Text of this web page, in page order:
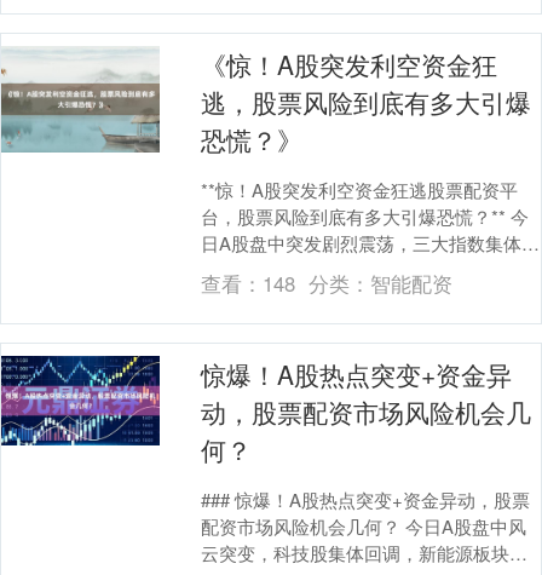
《惊！A股突发利空资金狂
逃，股票风险到底有多大引爆
恐慌？》
**惊！A股突发利空资金狂逃股票配资平
台，股票风险到底有多大引爆恐慌？** 今
日A股盘中突发剧烈震荡，三大指数集体跳
水，沪指一度跌破关键支撑位，创业板指
跌幅超3....
查看： 148 分类： 智能配资
惊爆！A股热点突变+资金异
动，股票配资市场风险机会几
何？
### 惊爆！A股热点突变+资金异动，股票
配资市场风险机会几何？ 今日A股盘中风
云突变，科技股集体回调，新能源板块冲